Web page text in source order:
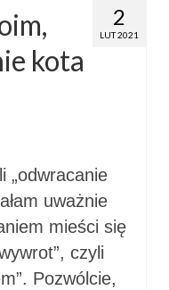
2
LUT 2021
kota
„odwracanie
uważnie
mieści się
czyli
Pozwólcie,